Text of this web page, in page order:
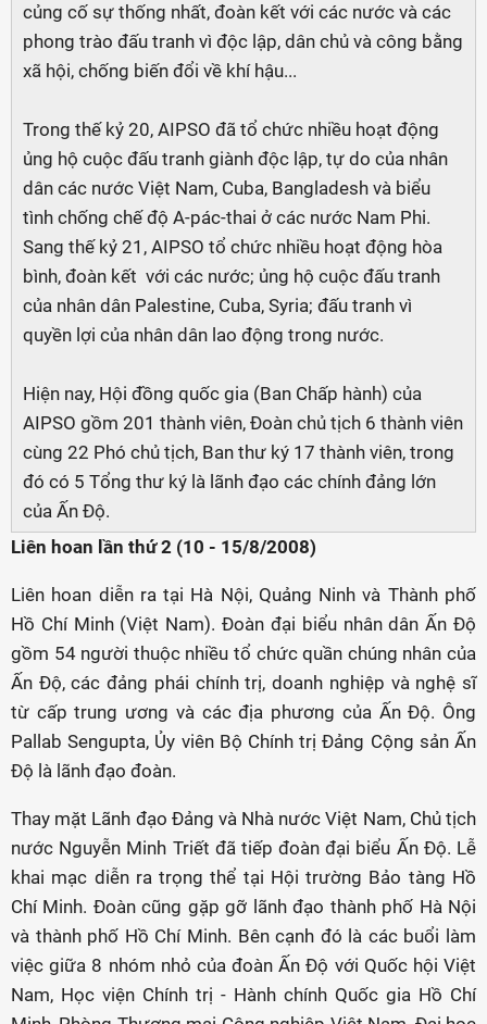
củng cố sự thống nhất, đoàn kết với các nước và các
phong trào đấu tranh vì độc lập, dân chủ và công bằng
xã hội, chống biến đổi về khí hậu...
Trong thế kỷ 20, AIPSO đã tổ chức nhiều hoạt động
ủng hộ cuộc đấu tranh giành độc lập, tự do của nhân
dân các nước Việt Nam, Cuba, Bangladesh và biểu
tình chống chế độ A-pác-thai ở các nước Nam Phi.
Sang thế kỷ 21, AIPSO tổ chức nhiều hoạt động hòa
bình, đoàn kết với các nước; ủng hộ cuộc đấu tranh
của nhân dân Palestine, Cuba, Syria; đấu tranh vì
quyền lợi của nhân dân lao động trong nước.
Hiện nay, Hội đồng quốc gia (Ban Chấp hành) của
AIPSO gồm 201 thành viên, Đoàn chủ tịch 6 thành viên
cùng 22 Phó chủ tịch, Ban thư ký 17 thành viên, trong
đó có 5 Tổng thư ký là lãnh đạo các chính đảng lớn
của Ấn Độ.
Liên hoan lần thứ 2 (10 - 15/8/2008)
Liên hoan diễn ra tại Hà Nội, Quảng Ninh và Thành phố
Hồ Chí Minh (Việt Nam). Đoàn đại biểu nhân dân Ấn Độ
gồm 54 người thuộc nhiều tổ chức quần chúng nhân của
Ấn Độ, các đảng phái chính trị, doanh nghiệp và nghệ sĩ
từ cấp trung ương và các địa phương của Ấn Độ. Ông
Pallab Sengupta, Ủy viên Bộ Chính trị Đảng Cộng sản Ấn
Độ là lãnh đạo đoàn.
Thay mặt Lãnh đạo Đảng và Nhà nước Việt Nam, Chủ tịch
nước Nguyễn Minh Triết đã tiếp đoàn đại biểu Ấn Độ. Lễ
khai mạc diễn ra trọng thể tại Hội trường Bảo tàng Hồ
Chí Minh. Đoàn cũng gặp gỡ lãnh đạo thành phố Hà Nội
và thành phố Hồ Chí Minh. Bên cạnh đó là các buổi làm
việc giữa 8 nhóm nhỏ của đoàn Ấn Độ với Quốc hội Việt
Nam, Học viện Chính trị - Hành chính Quốc gia Hồ Chí